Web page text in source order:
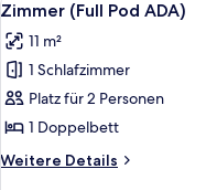
Fotos
für
Zimmer
(Full
Pod
ADA)
anzeigen
7
Zimmer (Full Pod ADA)
11 m²
1 Schlafzimmer
Platz für 2 Personen
1 Doppelbett
Weitere Details
Weitere